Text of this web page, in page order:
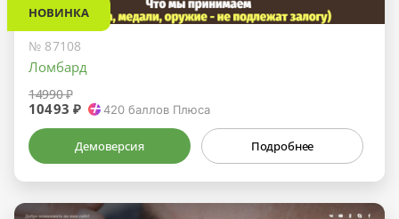
НОВИНКА
№ 87108
Ломбард
14990 ₽
10493 ₽ 420 баллов Плюса
Демоверсия Подробнее